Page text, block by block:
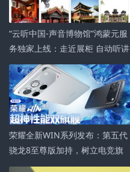
“云听中国-声音博物馆”鸿蒙元服
务独家上线：走近展柜 自动听讲
解！
荣耀全新WIN系列发布：第五代
骁龙8至尊版加持，树立电竞旗
舰性能新标杆